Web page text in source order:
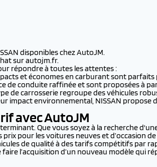
disponibles chez AutoJM.
sur autojm.fr.
répondre à toutes les attentes :
et économes en carburant sont
de conduite raffinée et sont proposées à
de carrosserie regroupe des véhicules
impact environnemental, NISSAN propose
avec AutoJM
Que vous soyez à la recherche
pour les voitures neuves et d’occasion
de qualité à des tarifs compétitifs par
l’acquisition d’un nouveau modèle qui